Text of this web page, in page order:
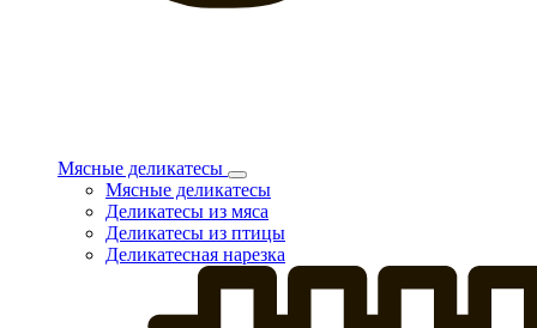
Мясные деликатесы
Мясные деликатесы
Деликатесы из мяса
Деликатесы из птицы
Деликатесная нарезка